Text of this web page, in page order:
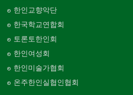
한인교향악단
한국학교연합회
토론토한인회
한인여성회
한인미술가협회
온주한인실협인협회